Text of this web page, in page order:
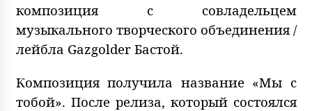
композиция с совладельцем
музыкального творческого объединения /
лейбла Gazgolder Бастой.
Композиция получила название «Мы с
тобой». После релиза, который состоялся